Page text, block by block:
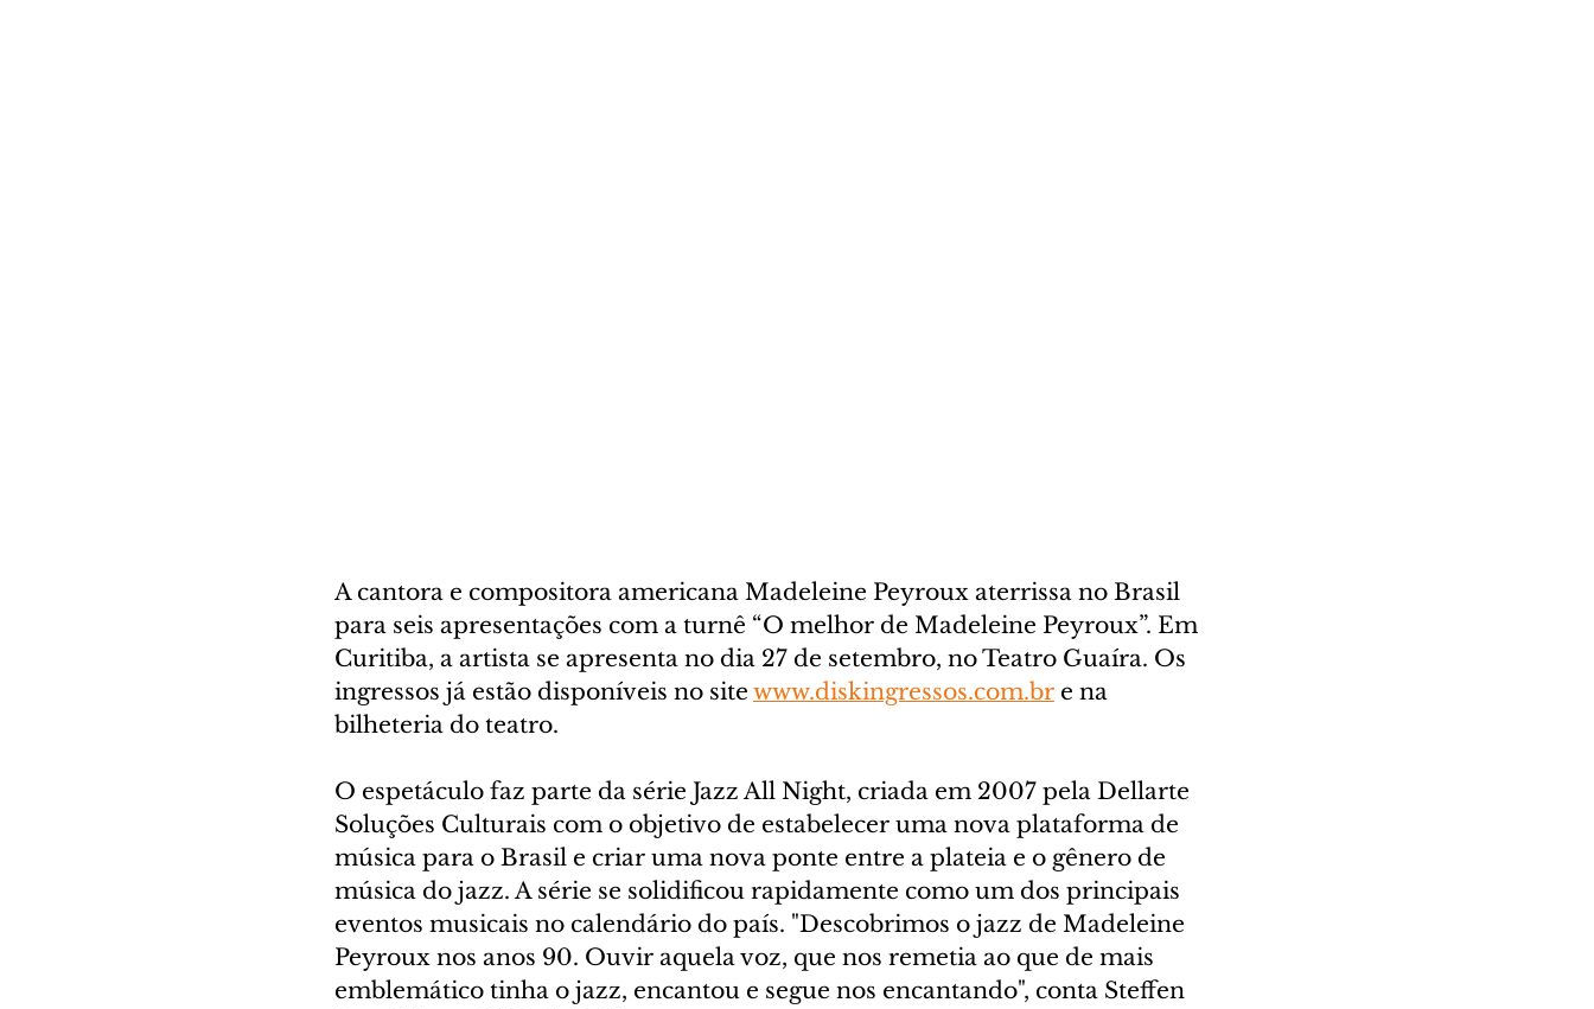
A cantora e compositora americana Madeleine Peyroux aterrissa no Brasil
para seis apresentações com a turnê “O melhor de Madeleine Peyroux”. Em
Curitiba, a artista se apresenta no dia 27 de setembro, no Teatro Guaíra. Os
ingressos já estão disponíveis no site www.diskingressos.com.br e na
bilheteria do teatro.
O espetáculo faz parte da série Jazz All Night, criada em 2007 pela Dellarte
Soluções Culturais com o objetivo de estabelecer uma nova plataforma de
música para o Brasil e criar uma nova ponte entre a plateia e o gênero de
música do jazz. A série se solidificou rapidamente como um dos principais
eventos musicais no calendário do país. "Descobrimos o jazz de Madeleine
Peyroux nos anos 90. Ouvir aquela voz, que nos remetia ao que de mais
emblemático tinha o jazz, encantou e segue nos encantando", conta Steffen